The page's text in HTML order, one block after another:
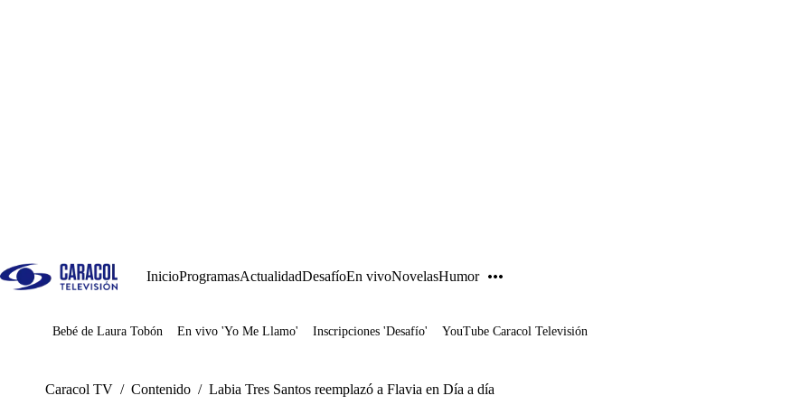
InicioProgramasActualidadDesafíoEn vivoNovelasHumor
Juegos
Bebé de Laura Tobón En vivo 'Yo Me Llamo' Inscripciones 'Desafío' YouTube Caracol Televisión
Caracol TV / Contenido / Labia Tres Santos reemplazó a Flavia en Día a día